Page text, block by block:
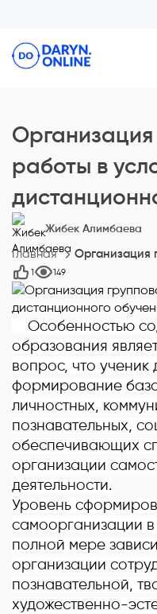
работы в
Жибек Алимбаева
Главная Организация
1 149
Особенностью
образования
вопрос, что ученик
формирование
личностных,
познавательных,
обеспечивающих
организации
деятельности.
Уровень
самоорганизации в
полной мере
организации
познавательной,
художественно-